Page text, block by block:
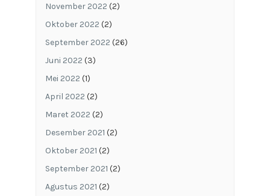
November 2022 (2)
Oktober 2022 (2)
September 2022 (26)
Juni 2022 (3)
Mei 2022 (1)
April 2022 (2)
Maret 2022 (2)
Desember 2021 (2)
Oktober 2021 (2)
September 2021 (2)
Agustus 2021 (2)